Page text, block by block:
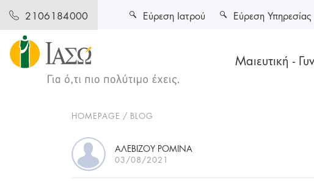
2106184000
Μαιευτική -
Εύρεση Ιατρού Εύρεση Υπηρεσίας
HOMEPAGE BLOG
ΑΛΕΒΙΖΟΥ ΡΟΜΙΝΑ
03/08/2021